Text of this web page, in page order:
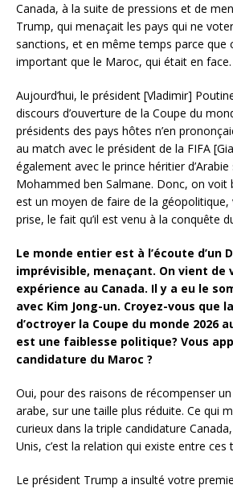
Canada, à la suite de pressions et de
Trump, qui menaçait les pays qui ne
sanctions, et en même temps parce que
important que le Maroc, qui était en face.
Aujourd’hui, le président [Vladimir]
discours d’ouverture de la Coupe du
présidents des pays hôtes n’en
au match avec le président de la FIFA
également avec le prince héritier
Mohammed ben Salmane. Donc, on voit
est un moyen de faire de la géopolitique,
prise, le fait qu’il est venu à la conquête
Le monde entier est à l’écoute d’un
imprévisible, menaçant. On vient de
expérience au Canada. Il y a eu le
avec Kim Jong-un. Croyez-vous que
d’octroyer la Coupe du monde 2026
est une faiblesse politique? Vous
candidature du Maroc ?
Oui, pour des raisons de récompenser
arabe, sur une taille plus réduite. Ce qui
curieux dans la triple candidature
Unis, c’est la relation qui existe entre ces
Le président Trump a insulté votre